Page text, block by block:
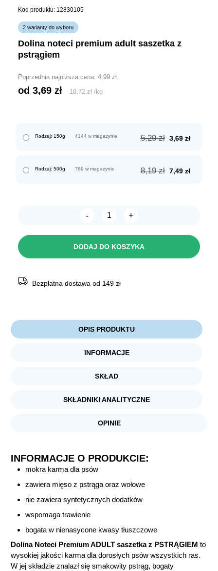
Kod produktu: 12830105
2 warianty do wyboru
dolina noteci premium adult saszetka z
pstrągiem
Poprzednia najniższa cena:4,99zł.
od 3,69zł 18,72zł /kg
Rodzaj: 150g 5,29zł Pierwotna
3,69 zł
4144 w magazynie
Rodzaj: 500g 8,19zł Pierwotna
7,49 zł
769 w magazynie
-
ilość
ADULT
+
DODAJ DO KOSZYKA
Bezpłatna dostawa od 149 zł
OPIS PRODUKTU
INFORMACJE
SKŁAD
SKŁADNIKI ANALITYCZNE
OPINIE
INFORMACJE O PRODUKCIE:
mokra karma dla psów
zawiera mięso z pstrąga oraz wołowe
nie zawiera syntetycznych dodatków
wspomaga trawienie
bogata w nienasycone kwasy tłuszczowe
Dolina Noteci Premium ADULT saszetka z PSTRĄGIEM to
wysokiej jakości karma dla dorosłych psów wszystkich ras.
W jej składzie znalazł się smakowity pstrąg, bogaty